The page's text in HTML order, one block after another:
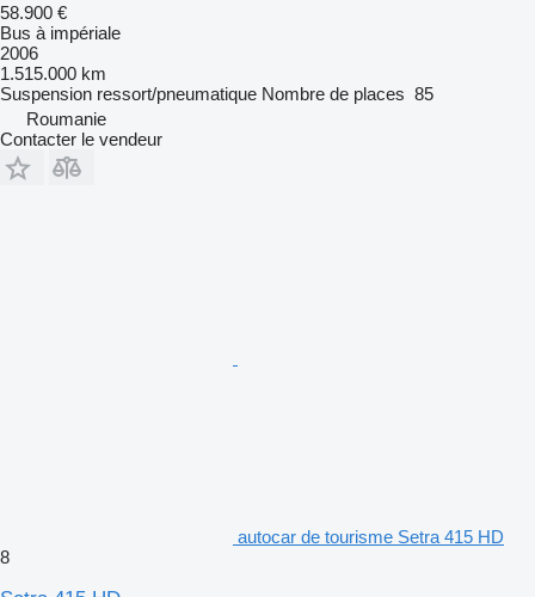
58.900 €
Bus à impériale
2006
1.515.000 km
Suspension ressort/pneumatique Nombre de places 85
Roumanie
Contacter le vendeur
autocar de tourisme Setra 415 HD
8